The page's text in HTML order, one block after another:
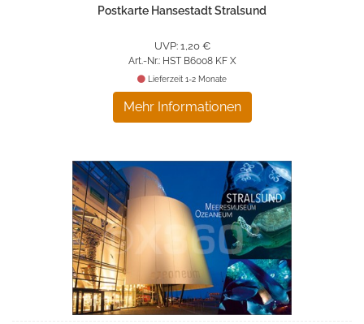
Postkarte Hansestadt Stralsund
UVP: 1,20 €
Art.-Nr.: HST B6008 KF X
Mehr Informationen
Lieferzeit 1-2 Monate